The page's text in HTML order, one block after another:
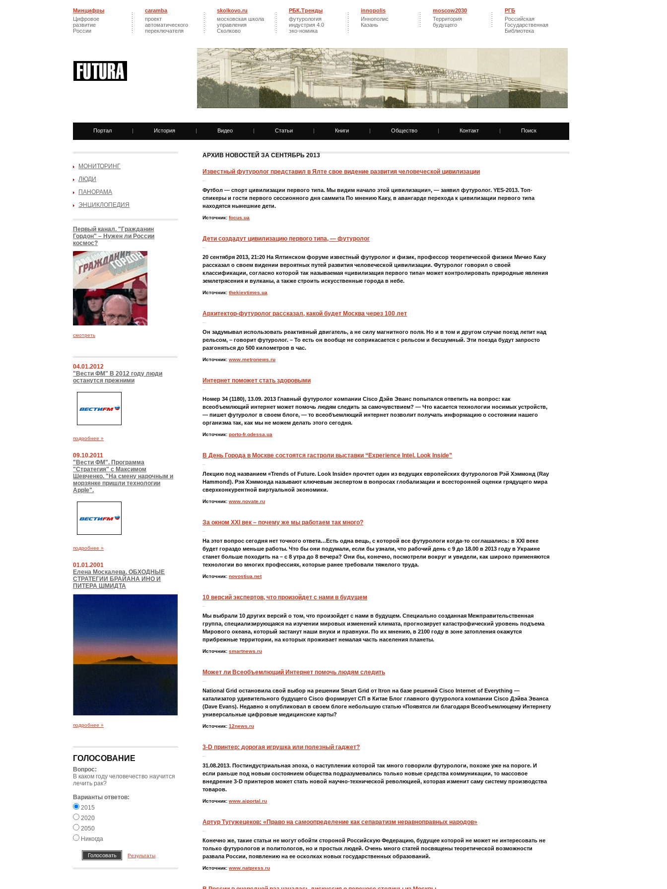
Минцифры
Цифровое
развитие
России
caramba
проект
автоматического
переключателя
skolkovo.ru
московская школа
управления
Сколково
РБК.Тренды
футурология
индустрия 4.0
эко-номика
innopolis
Иннополис
Казань
moscow2030
Территория
будущего
РГБ
Российская
Государственная
Библиотека
Портал | История | Видео | Статьи | Книги | Общество | Контакт | Поиск
МОНИТОРИНГ
ЛЮДИ
ПАНОРАМА
ЭНЦИКЛОПЕДИЯ
Первый канал. "Гражданин
Гордон" – Нужен ли России
космос?
смотреть
04.01.2012
"Вести ФМ" В 2012 году люди
останутся прежними
подробнее »
09.10.2011
"Вести ФМ". Программа
"Стратегия" с Максимом
Шевченко. "На смену нарочным и
морзянке пришли технологии
Apple".
подробнее »
01.01.2001
Елена Москалева. ОБХОДНЫЕ
СТРАТЕГИИ БРАЙАНА ИНО И
ПИТЕРА ШМИДТА
подробнее »
ГОЛОСОВАНИЕ
Вопрос:
В каком году человечество научится
лечить рак?
Варианты ответов:
2015
2020
2050
Никогда
Результаты
АРХИВ НОВОСТЕЙ ЗА СЕНТЯБРЬ 2013
Известный футуролог представил в Ялте свое видение развития человеческой цивилизации
..
Футбол — спорт цивилизации первого типа. Мы видим начало этой цивилизации», — заявил футуролог. YES-2013. Топ-
спикеры и гости первого сессионного дня саммита По мнению Каку, в авангарде перехода к цивилизации первого типа
находятся нынешние дети.
Источник:focus.ua
Дети создадут цивилизацию первого типа, — футуролог
..
20 сентября 2013, 21:20 На Ялтинском форуме известный футуролог и физик, профессор теоретической физики Мичио Каку
рассказал о своем видении вероятных путей развития человеческой цивилизации. Футуролог говорил о своей
классификации, согласно которой так называемая «цивилизация первого типа» может контролировать природные явления
землетрясения и вулканы, а также строить искусственные города в небе.
Источник:thekievtimes.ua
Архитектор-футуролог рассказал, какой будет Москва через 100 лет
..
Он задумывал использовать реактивный двигатель, а не силу магнитного поля. Но и в том и другом случае поезд летит над
рельсом, – говорит футуролог. – То есть он вообще не соприкасается с рельсом и бесшумный. Эти поезда будут запросто
разгоняться до 500 километров в час.
Источник:www.metronews.ru
Интернет поможет стать здоровыми
..
Номер 34 (1180), 13.09. 2013 Главный футуролог компании Cisco Дэйв Эванс попытался ответить на вопрос: как
всеобъемлющий интернет может помочь людям следить за самочувствием? — Что касается технологии носимых устройств,
— пишет футуролог в своем блоге, — то всеобъемлющий интернет позволит получать информацию о состоянии нашего
организма так, как мы не можем делать этого сегодня.
Источник:porto-fr.odessa.ua
В День Города в Москве состоятся гастроли выставки “Experience Intel. Look Inside”
..
Лекцию под названием «Trends of Future. Look Inside» прочтет один из ведущих европейских футурологов Рэй Хэммонд (Ray
Hammond). Рэя Хэммонда называют ключевым экспертом в вопросах глобализации и всесторонней оценки грядущего мира
сверхконкурентной виртуальной экономики.
Источник:www.novate.ru
За окном XXI век – почему же мы работаем так много?
..
На этот вопрос сегодня нет точного ответа…Есть одна вещь, с которой все футурологи когда-то соглашались: в XXI веке
будет гораздо меньше работы. Что бы они подумали, если бы узнали, что рабочий день с 9 до 18.00 в 2013 году в Украине
станет больше походить на – с 8 утра до 8 вечера? Они бы, конечно, посмотрели вокруг и увидели, как широко применяются
технологии во многих профессиях, которые ранее требовали тяжелого труда.
Источник:novostiua.net
10 версий экспертов, что произойдет с нами в будущем
..
Мы выбрали 10 других версий о том, что произойдет с нами в будущем. Специально созданная Межправительственная
группа, специализирующаяся на изучении мировых изменений климата, прогнозирует катастрофический уровень подъема
Мирового океана, который застанут наши внуки и правнуки. По их мнению, в 2100 году в зоне затопления окажутся
прибрежные территории, на которых проживает немалая часть населения планеты.
Источник:smartnews.ru
Может ли Всеобъемлющий Интернет помочь людям следить
..
National Grid остановила свой выбор на решении Smart Grid от Itron на базе решений Cisco Internet of Everything —
катализатор удивительного будущего Cisco формирует СП в Китае Блог главного футуролога компании Cisco Дэйва Эванса
(Dave Evans). Недавно я опубликовал в своем блоге небольшую статью «Появятся ли благодаря Всеобъемлющему Интернету
универсальные цифровые медицинские карты?
Источник:12news.ru
3-D принтер: дорогая игрушка или полезный гаджет?
..
31.08.2013. Постиндустриальная эпоха, о наступлении которой так много говорили футурологи, похоже уже на пороге. И
если раньше под новым состоянием общества подразумевались только новые средства коммуникации, то массовое
внедрение 3-D принтеров может стать новой научно-технической революцией, которая изменит саму систему производства
товаров.
Источник:www.aiportal.ru
Артур Тугужецеков: «Право на самоопределение как сепаратизм неравноправных народов»
..
Конечно же, такие статьи не могут обойти стороной Российскую Федерацию, будущее которой не может не интересовать не
только футурологов и политологов, но и простых людей. Очень много статей посвящены теоретической возможности
развала России, появлению на ее осколках новых государственных образований.
Источник:www.natpress.ru